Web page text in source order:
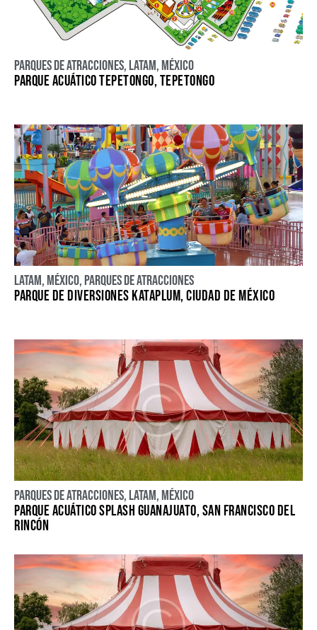
Parques de atracciones,LATAM,México
PARQUE ACUÁTICO TEPETONGO, TEPETONGO
LATAM,México,Parques de atracciones
PARQUE DE DIVERSIONES KATAPLUM, CIUDAD DE MÉXICO
Parques de atracciones,LATAM,México
PARQUE ACUÁTICO SPLASH GUANAJUATO, SAN FRANCISCO DEL
RINCÓN